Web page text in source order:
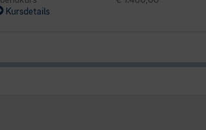
Kursdetails